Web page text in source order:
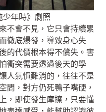
少年時》劇照
不會不見，它只會持續累
徹底爆發，導致身心失
的代價根本得不償失。害
衝突需要透過後天的學
人氣憤難消的，往往不是
間，對方仍死鴨子嘴硬，
，即使發生摩擦，只要懂